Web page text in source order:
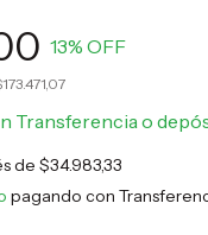
13% OFF
Transferencia o
de $34.983,33
pagando con